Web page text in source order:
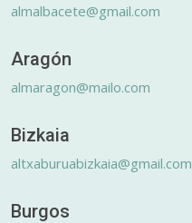
almalbacete@gmail.com
Aragón
almaragon@mailo.com
Bizkaia
altxaburuabizkaia@gmail.com
Burgos